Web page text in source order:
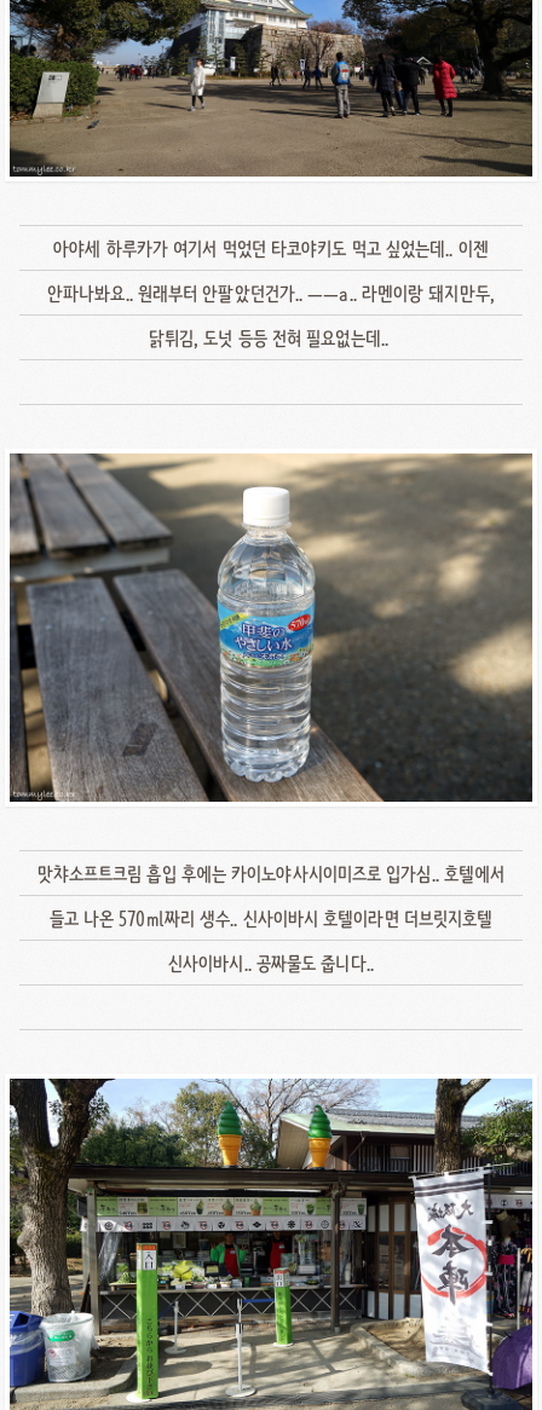
아야세 하루카가 여기서 먹었던 타코야키도 먹고 싶었는데.. 이젠
안파나봐요.. 원래부터 안팔았던건가.. ㅡㅡa.. 라멘이랑 돼지만두,
닭튀김, 도넛 등등 전혀 필요없는데..
맛챠소프트크림 흡입 후에는 카이노야사시이미즈로 입가심.. 호텔에서
들고 나온 570ml짜리 생수.. 신사이바시 호텔이라면 더브릿지호텔
신사이바시.. 공짜물도 줍니다..